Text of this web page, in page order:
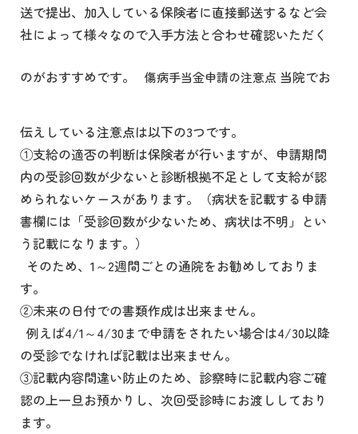
送で提出、加入している保険者に直接郵送するなど会
社によって様々なので入手方法と合わせ確認いただく
のがおすすめです。 傷病手当金申請の注意点 当院でお
伝えしている注意点は以下の3つです。
①支給の適否の判断は保険者が行いますが、申請期間
内の受診回数が少ないと診断根拠不足として支給が認
められないケースがあります。（病状を記載する申請
書欄には「受診回数が少ないため、病状は不明」とい
う記載になります。）
そのため、1～2週間ごとの通院をお勧めしておりま
す。
②未来の日付での書類作成は出来ません。
例えば4/1～4/30まで申請をされたい場合は4/30以降
の受診でなければ記載は出来ません。
③記載内容間違い防止のため、診察時に記載内容ご確
認の上一旦お預かりし、次回受診時にお渡ししており
ます。